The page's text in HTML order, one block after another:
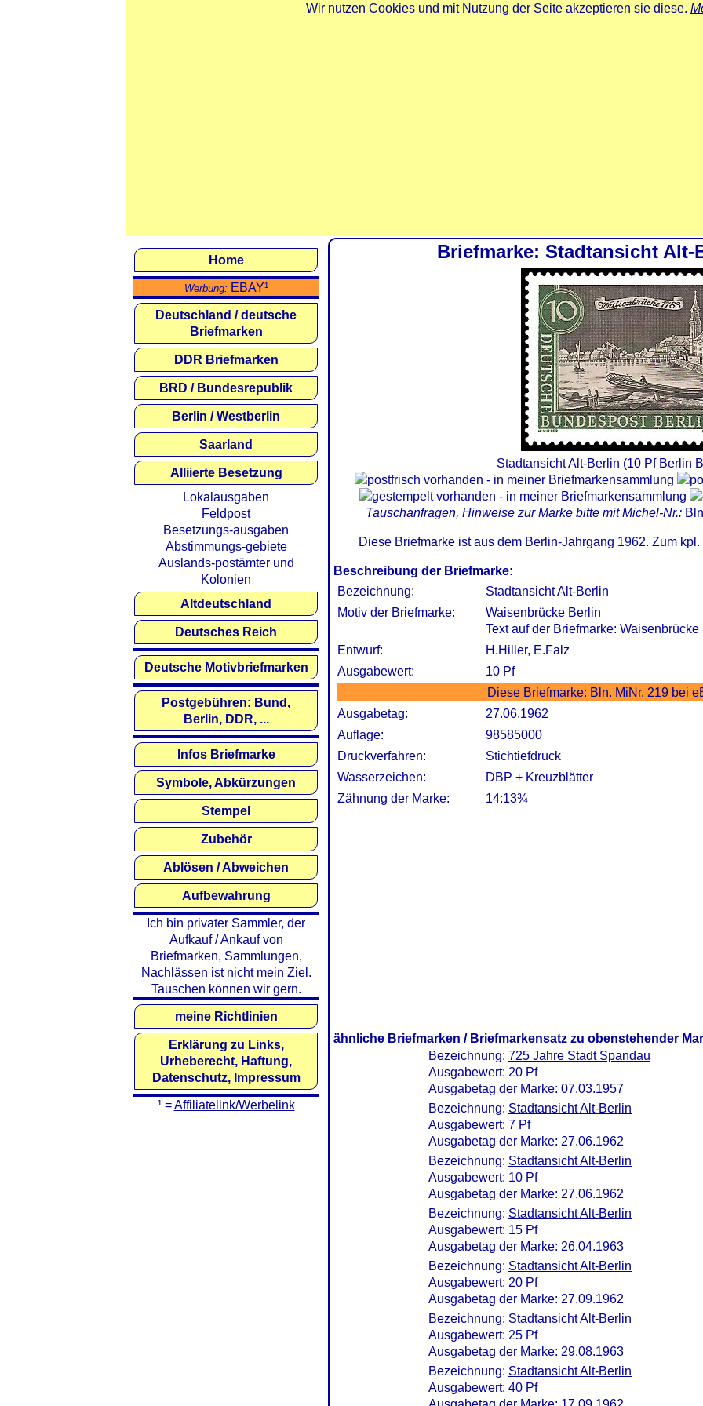
Wir nutzen Cookies und mit Nutzung der Seite akzeptieren sie diese.
Briefmarke: Stadtansicht Alt-
Stadtansicht Alt-Berlin (10 Pf Berlin
Tauschanfragen, Hinweise zur Marke bitte mit Michel-Nr.:
Diese Briefmarke ist aus dem Berlin-Jahrgang 1962. Zum
Beschreibung der Briefmarke:
Bezeichnung:
Stadtansicht Alt-Berlin
Motiv der Briefmarke:
Waisenbrücke Berlin
Text auf der Briefmarke:
Entwurf:
H.Hiller, E.Falz
Ausgabewert:
10 Pf
Diese Briefmarke: Bln. MiNr. 219 bei
Ausgabetag:
27.06.1962
Auflage:
98585000
Druckverfahren:
Stichtiefdruck
Wasserzeichen:
DBP + Kreuzblätter
Zähnung der Marke:
14:13¾
ähnliche Briefmarken / Briefmarkensatz zu obenstehender
Bezeichnung: 725 Jahre Stadt Spandau
Ausgabewert: 20 Pf
Ausgabetag der Marke: 07.03.1957
Bezeichnung: Stadtansicht Alt-Berlin
Ausgabewert: 7 Pf
Ausgabetag der Marke: 27.06.1962
Bezeichnung: Stadtansicht Alt-Berlin
Ausgabewert: 10 Pf
Ausgabetag der Marke: 27.06.1962
Bezeichnung: Stadtansicht Alt-Berlin
Ausgabewert: 15 Pf
Ausgabetag der Marke: 26.04.1963
Bezeichnung: Stadtansicht Alt-Berlin
Ausgabewert: 20 Pf
Ausgabetag der Marke: 27.09.1962
Bezeichnung: Stadtansicht Alt-Berlin
Ausgabewert: 25 Pf
Ausgabetag der Marke: 29.08.1963
Bezeichnung: Stadtansicht Alt-Berlin
Ausgabewert: 40 Pf
Home
Werbung: EBAY¹
Deutschland / deutsche
Briefmarken
DDR Briefmarken
BRD / Bundesrepublik
Berlin / Westberlin
Saarland
Alliierte Besetzung
Lokalausgaben
Feldpost
Besetzungs-ausgaben
Abstimmungs-gebiete
Auslands-postämter und
Kolonien
Altdeutschland
Deutsches Reich
Deutsche Motivbriefmarken
Postgebühren: Bund,
Berlin, DDR, ...
Infos Briefmarke
Symbole, Abkürzungen
Stempel
Zubehör
Ablösen / Abweichen
Aufbewahrung
Ich bin privater Sammler, der
Aufkauf / Ankauf von
Briefmarken, Sammlungen,
Nachlässen ist nicht mein Ziel.
Tauschen können wir gern.
meine Richtlinien
Erklärung zu Links,
Urheberecht, Haftung,
Datenschutz, Impressum
¹ =Affiliatelink/Werbelink